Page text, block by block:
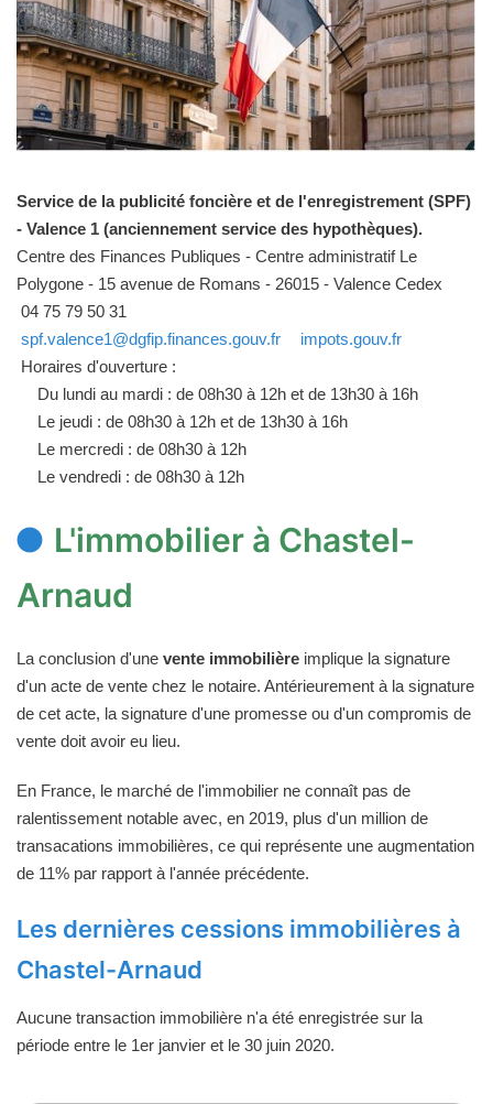
Service de la publicité foncière et de l'enregistrement (SPF)
- Valence 1 (anciennement service des hypothèques).
Centre des Finances Publiques - Centre administratif Le
Polygone - 15 avenue de Romans - 26015 - Valence Cedex
04 75 79 50 31
spf.valence1@dgfip.finances.gouv.fr
impots.gouv.fr
Horaires d'ouverture :
Du lundi au mardi : de 08h30 à 12h et de 13h30 à 16h
Le jeudi : de 08h30 à 12h et de 13h30 à 16h
Le mercredi : de 08h30 à 12h
Le vendredi : de 08h30 à 12h
L'immobilier à Chastel-
Arnaud
La conclusion d'une vente immobilière implique la signature
d'un acte de vente chez le notaire. Antérieurement à la signature
de cet acte, la signature d'une promesse ou d'un compromis de
vente doit avoir eu lieu.
En France, le marché de l'immobilier ne connaît pas de
ralentissement notable avec, en 2019, plus d'un million de
transacations immobilières, ce qui représente une augmentation
de 11% par rapport à l'année précédente.
Les dernières cessions immobilières à
Chastel-Arnaud
Aucune transaction immobilière n'a été enregistrée sur la
période entre le 1er janvier et le 30 juin 2020.